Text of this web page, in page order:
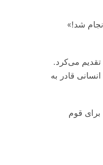
شد!»
تقدیم می‌‌کرد.
قادر به
قوم